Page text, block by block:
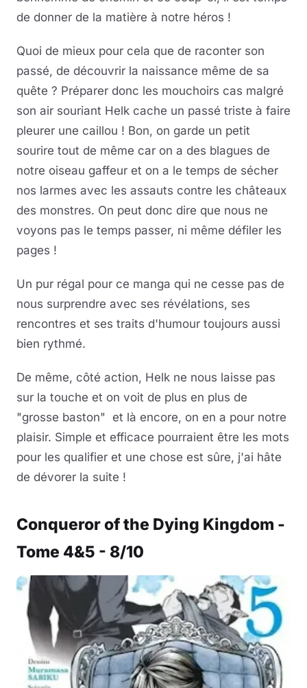
de donner de la matière à notre héros !
Quoi de mieux pour cela que de raconter son
passé, de découvrir la naissance même de sa
quête ? Préparer donc les mouchoirs cas malgré
son air souriant Helk cache un passé triste à faire
pleurer une caillou ! Bon, on garde un petit
sourire tout de même car on a des blagues de
notre oiseau gaffeur et on a le temps de sécher
nos larmes avec les assauts contre les châteaux
des monstres. On peut donc dire que nous ne
voyons pas le temps passer, ni même défiler les
pages !
Un pur régal pour ce manga qui ne cesse pas de
nous surprendre avec ses révélations, ses
rencontres et ses traits d'humour toujours aussi
bien rythmé.
De même, côté action, Helk ne nous laisse pas
sur la touche et on voit de plus en plus de
"grosse baston" et là encore, on en a pour notre
plaisir. Simple et efficace pourraient être les mots
pour les qualifier et une chose est sûre, j'ai hâte
de dévorer la suite !
Conqueror of the Dying Kingdom -
Tome 4&5 - 8/10